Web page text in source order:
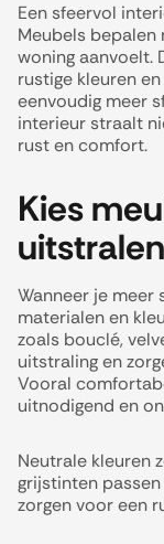
Een sfeervol
Meubels
woning aanvoelt.
rustige kleuren
eenvoudig meer
interieur straalt
rust en comfort.
Kies
uitstralen
Wanneer je meer
materialen en
zoals bouclé,
uitstraling en
Vooral
uitnodigend en
Neutrale kleuren
grijstinten
zorgen voor een